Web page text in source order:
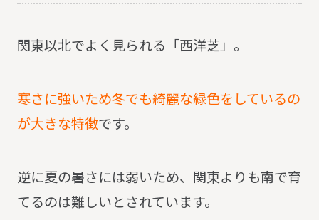
関東以北でよく見られる「西洋芝」。
寒さに強いため冬でも綺麗な緑色をしているの
が大きな特徴です。
逆に夏の暑さには弱いため、関東よりも南で育
てるのは難しいとされています。